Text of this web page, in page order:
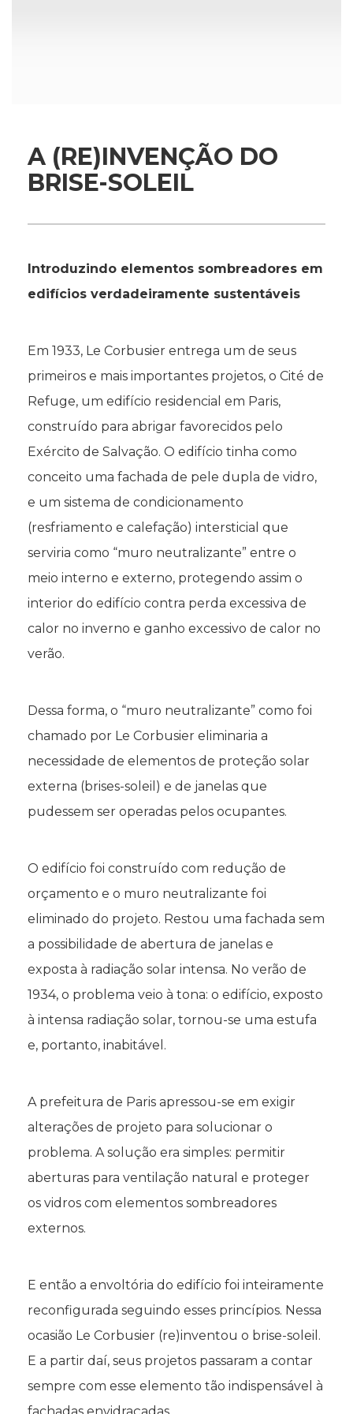
A (RE)INVENÇÃO DO
BRISE-SOLEIL
Introduzindo elementos sombreadores em
edifícios verdadeiramente sustentáveis
Em 1933, Le Corbusier entrega um de seus
primeiros e mais importantes projetos, o Cité de
Refuge, um edifício residencial em Paris,
construído para abrigar favorecidos pelo
Exército de Salvação. O edifício tinha como
conceito uma fachada de pele dupla de vidro,
e um sistema de condicionamento
(resfriamento e calefação) intersticial que
serviria como “muro neutralizante” entre o
meio interno e externo, protegendo assim o
interior do edifício contra perda excessiva de
calor no inverno e ganho excessivo de calor no
verão.
Dessa forma, o “muro neutralizante” como foi
chamado por Le Corbusier eliminaria a
necessidade de elementos de proteção solar
externa (brises-soleil) e de janelas que
pudessem ser operadas pelos ocupantes.
O edifício foi construído com redução de
orçamento e o muro neutralizante foi
eliminado do projeto. Restou uma fachada sem
a possibilidade de abertura de janelas e
exposta à radiação solar intensa. No verão de
1934, o problema veio à tona: o edifício, exposto
à intensa radiação solar, tornou-se uma estufa
e, portanto, inabitável.
A prefeitura de Paris apressou-se em exigir
alterações de projeto para solucionar o
problema. A solução era simples: permitir
aberturas para ventilação natural e proteger
os vidros com elementos sombreadores
externos.
E então a envoltória do edifício foi inteiramente
reconfigurada seguindo esses princípios. Nessa
ocasião Le Corbusier (re)inventou o brise-soleil.
E a partir daí, seus projetos passaram a contar
sempre com esse elemento tão indispensável à